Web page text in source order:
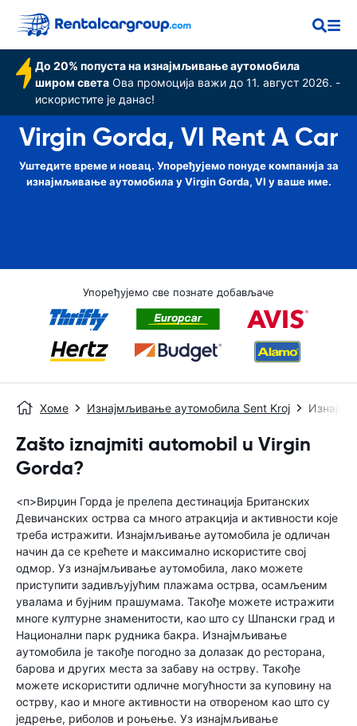
До 20% попуста на изнајмљивање аутомобила
широм света Ова промоција важи до 11. август 2026. -
искористите је данас!
Virgin Gorda, VI Rent A Car
Уштедите време и новац. Упоређујемо понуде компанија за
изнајмљивање аутомобила у Virgin Gorda, VI у ваше име.
Упоређујемо све познате добављаче
Хоме Изнајмљивање аутомобила Sent Kroj
Zašto iznajmiti automobil u Virgin
Gorda?
<п>Вирџин Горда је прелепа дестинација Британских
Девичанских острва са много атракција и активности које
треба истражити. Изнајмљивање аутомобила је одличан
начин да се крећете и максимално искористите свој
одмор. Уз изнајмљивање аутомобила, лако можете
приступити задивљујућим плажама острва, осамљеним
увалама и бујним прашумама. Такође можете истражити
многе културне знаменитости, као што су Шпански град и
Национални парк рудника бакра. Изнајмљивање
аутомобила је такође погодно за долазак до ресторана,
барова и других места за забаву на острву. Такође
можете искористити одличне могућности за куповину на
острву, као и многе активности на отвореном као што су
једрење, риболов и роњење. Уз изнајмљивање